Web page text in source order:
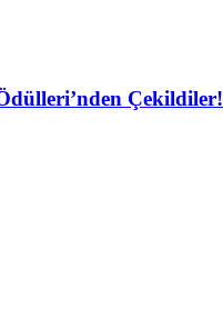
Çekildiler!